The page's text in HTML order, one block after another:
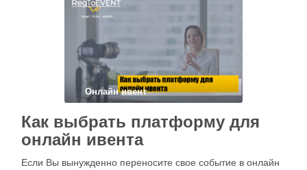
Онлайн ивент
Как выбрать платформу для
онлайн ивента
Если Вы вынужденно переносите свое событие в онлайн